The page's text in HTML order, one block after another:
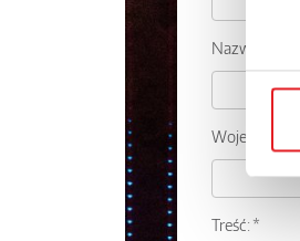
Nazwa firmy:
Treść: *